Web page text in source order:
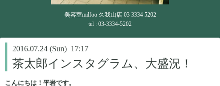
美容室milfoo 久我山店 03 3334 5202
tel : 03-3334-5202
2016.07.24 (Sun) 17:17
茶太郎インスタグラム、大盛況！
こんにちは！平岩です。